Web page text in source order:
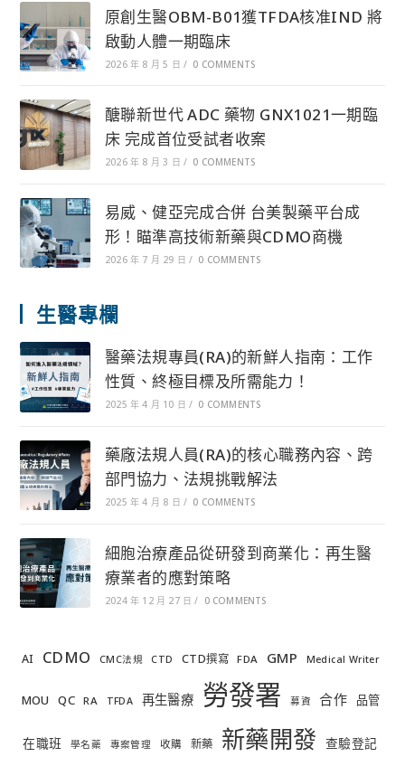
原創生醫OBM-B01獲TFDA核准IND 將
啟動人體一期臨床
2026 年 8 月 5 日 / 0 COMMENTS
醣聯新世代 ADC 藥物 GNX1021一期臨
床 完成首位受試者收案
2026 年 8 月 3 日 / 0 COMMENTS
易威、健亞完成合併 台美製藥平台成
形！瞄準高技術新藥與CDMO商機
2026 年 7 月 29 日 / 0 COMMENTS
生醫專欄
醫藥法規專員(RA)的新鮮人指南：工作
性質、終極目標及所需能力！
2025 年 4 月 10 日 / 0 COMMENTS
藥廠法規人員(RA)的核心職務內容、跨
部門協力、法規挑戰解法
2025 年 4 月 8 日 / 0 COMMENTS
細胞治療產品從研發到商業化：再生醫
療業者的應對策略
2024 年 12 月 27 日 / 0 COMMENTS
AI CDMO CMC法規 CTD CTD撰寫 FDA GMP Medical Writer
MOU QC RA TFDA 再生醫療 勞發署 募資 合作 品管
在職班 學名藥 專案管理 收購 新藥 新藥開發 查驗登記